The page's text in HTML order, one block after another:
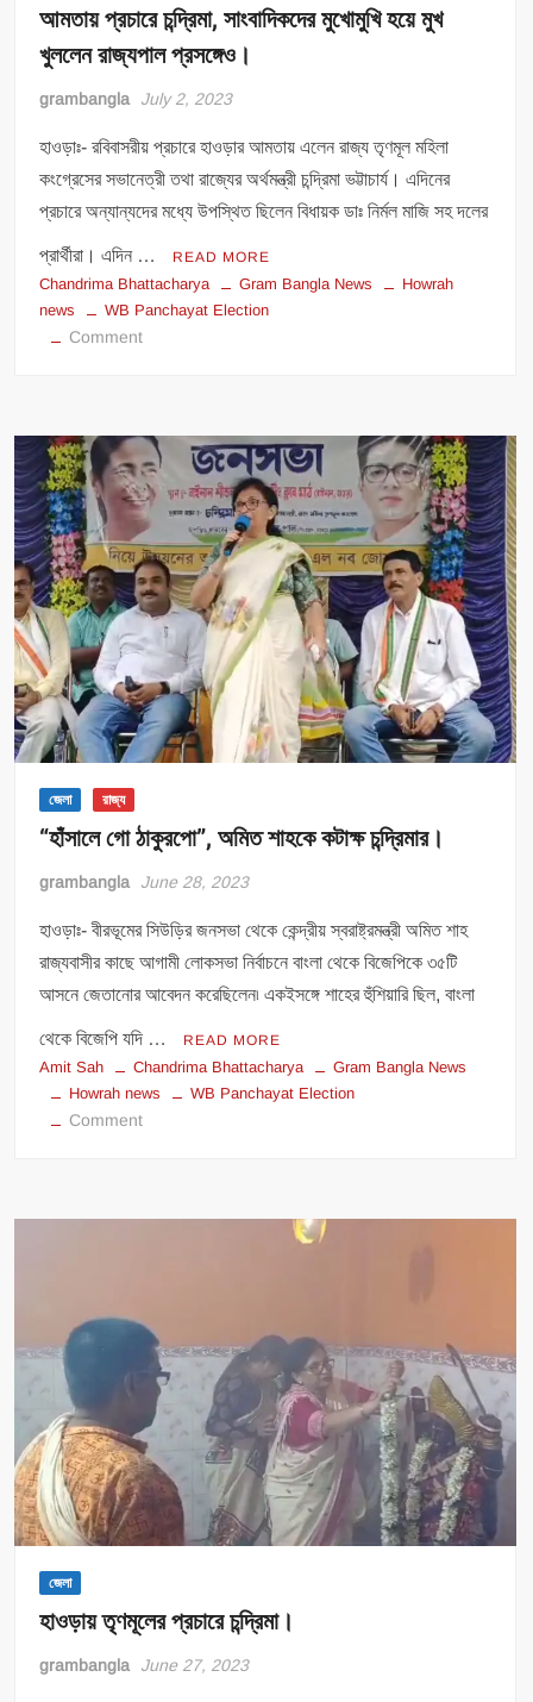
আমতায় প্রচারে চন্দ্রিমা, সাংবাদিকদের মুখোমুখি হয়ে মুখ
খুললেন রাজ্যপাল প্রসঙ্গেও।
grambangla July 2, 2023
হাওড়াঃ- রবিবাসরীয় প্রচারে হাওড়ার আমতায় এলেন রাজ্য তৃণমূল মহিলা
কংগ্রেসের সভানেত্রী তথা রাজ্যের অর্থমন্ত্রী চন্দ্রিমা ভট্টাচার্য। এদিনের
প্রচারে অন্যান্যদের মধ্যে উপস্থিত ছিলেন বিধায়ক ডাঃ নির্মল মাজি সহ দলের
প্রার্থীরা। এদিন … READ MORE
Chandrima Bhattacharya Gram Bangla News
Howrah
news
WB Panchayat Election
Commenton
সাংবাদিকদের
মুখোমুখি
হয়ে
মুখ
খুললেন
রাজ্যপাল
প্রসঙ্গেও।
জেলা রাজ্য
“হাঁসালে গো ঠাকুরপো”, অমিত শাহকে কটাক্ষ চন্দ্রিমার।
grambangla June 28, 2023
হাওড়াঃ- বীরভূমের সিউড়ির জনসভা থেকে কেন্দ্রীয় স্বরাষ্ট্রমন্ত্রী অমিত শাহ
রাজ্যবাসীর কাছে আগামী লোকসভা নির্বাচনে বাংলা থেকে বিজেপিকে ৩৫টি
আসনে জেতানোর আবেদন করেছিলেন৷ একইসঙ্গে শাহের হুঁশিয়ারি ছিল, বাংলা
থেকে বিজেপি যদি … READ MORE
Amit Sah Chandrima Bhattacharya
Gram Bangla News
Howrah news
WB Panchayat Election
Commenton
জেলা
হাওড়ায় তৃণমূলের প্রচারে চন্দ্রিমা।
grambangla June 27, 2023